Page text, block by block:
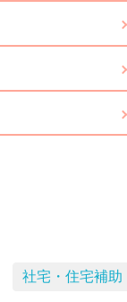
社宅・住宅補助